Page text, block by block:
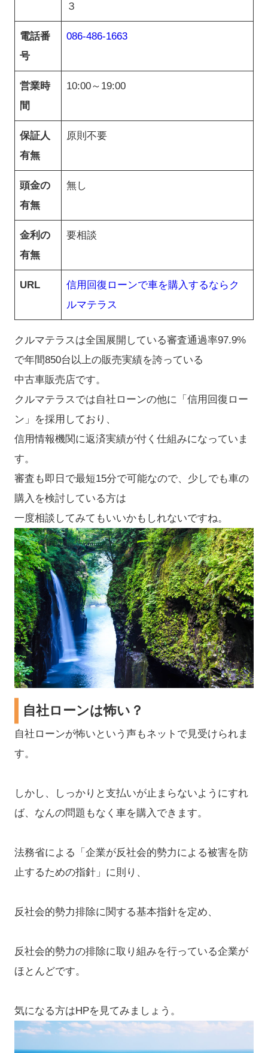
３
電話番
号
086-486-1663
営業時
間
10:00～19:00
保証人
有無
原則不要
頭金の
有無
無し
金利の
有無
要相談
URL
信用回復ローンで車を購入するならク
ルマテラス
クルマテラスは全国展開している審査通過率97.9%
で年間850台以上の販売実績を誇っている
中古車販売店です。
クルマテラスでは自社ローンの他に「信用回復ロー
ン」を採用しており、
信用情報機関に返済実績が付く仕組みになっていま
す。
審査も即日で最短15分で可能なので、少しでも車の
購入を検討している方は
一度相談してみてもいいかもしれないですね。
自社ローンは怖い？
自社ローンが怖いという声もネットで見受けられま
す。
しかし、しっかりと支払いが止まらないようにすれ
ば、なんの問題もなく車を購入できます。
法務省による「企業が反社会的勢力による被害を防
止するための指針」に則り、
反社会的勢力排除に関する基本指針を定め、
反社会的勢力の排除に取り組みを行っている企業が
ほとんどです。
気になる方はHPを見てみましょう。